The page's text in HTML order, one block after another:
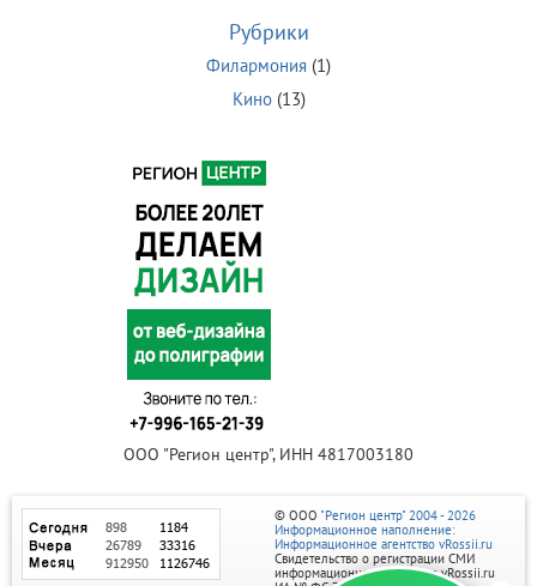
Рубрики
Филармония (1)
Кино(13)
ООО "Регион центр", ИНН 4817003180
© ООО "Регион центр" 2004 - 2026
Информационное наполнение:
Информационное агентство vRossii.ru
Свидетельство о регистрации СМИ
информационного агентства vRossii.ru